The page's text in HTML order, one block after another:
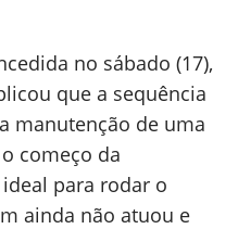
no sábado (17),
que a sequência
manutenção de uma
começo da
para rodar o
ainda não atuou e